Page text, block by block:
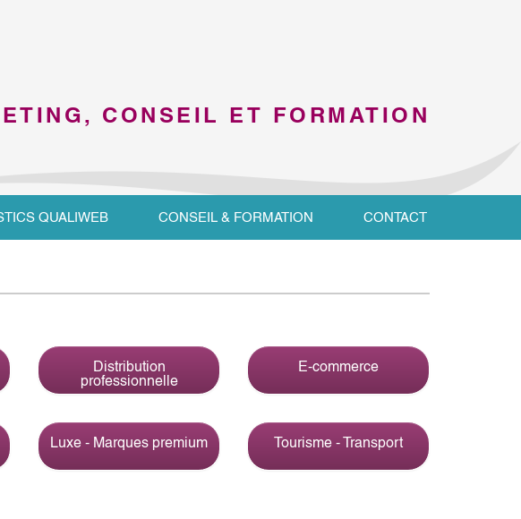
CONSEIL ET FORMATION
QUALIWEB CONSEIL & FORMATION CONTACT
Distribution
professionnelle
Luxe - Marques premium
E-commerce
Tourisme - Transport